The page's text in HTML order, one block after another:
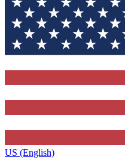
US (English)